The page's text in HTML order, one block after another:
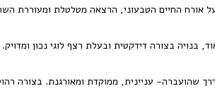
אורח החיים הטבעוני, הרצאה מטלטלת ומעוררת
בנויה בצורה דידקטית ובעלת רצף לוגי נכון
שהועברה- עניינית, ממוקדת ומאורגנת. בצורה